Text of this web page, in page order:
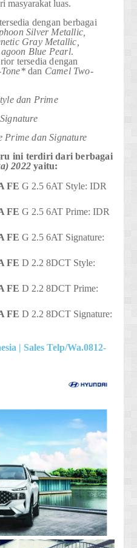
masyarakat luas.
tersedia dengan berbagai
Silver Metallic,
Gray Metallic,
Blue Pearl.
tersedia dengan
dan Camel Two-
dan Prime
Prime dan Signature
ini terdiri dari berbagai
2022 yaitu:
FE G 2.5 6AT Style: IDR
FE G 2.5 6AT Prime: IDR
FE G 2.5 6AT Signature:
FE D 2.2 8DCT Style:
FE D 2.2 8DCT Prime:
FE D 2.2 8DCT Signature:
| Sales Telp/Wa.0812-